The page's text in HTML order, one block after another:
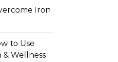
Iron
to Use
& Wellness